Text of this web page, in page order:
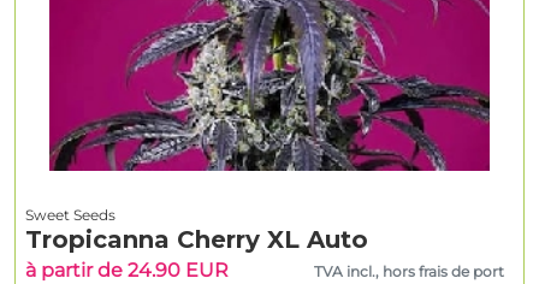
Sweet Seeds
Tropicanna Cherry XL Auto
à partir de 24.90 EUR TVA incl., hors frais de port